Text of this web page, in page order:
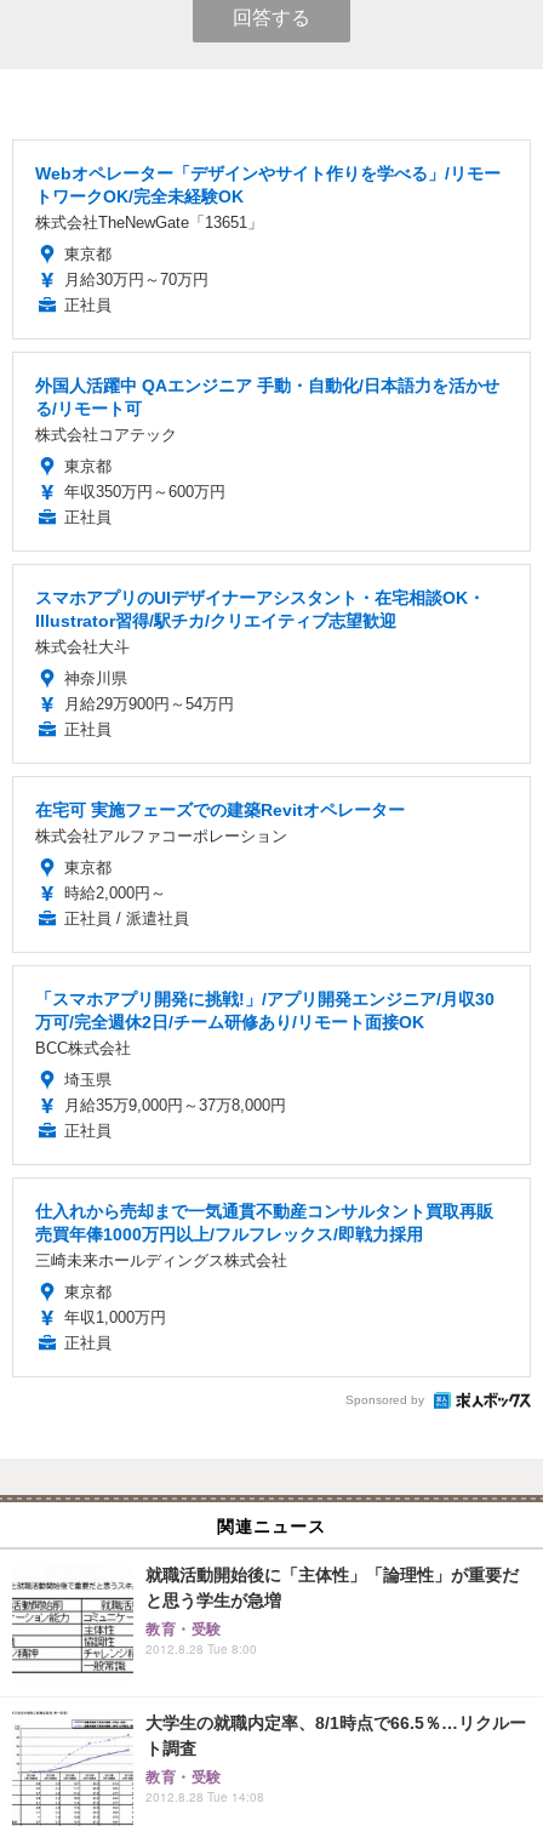
回答する
Webオペレーター「デザインやサイト作りを学べる」/リモー
トワークOK/完全未経験OK
株式会社TheNewGate「13651」
東京都
月給30万円～70万円
正社員
外国人活躍中 QAエンジニア 手動・自動化/日本語力を活かせ
る/リモート可
株式会社コアテック
東京都
年収350万円～600万円
正社員
スマホアプリのUIデザイナーアシスタント・在宅相談OK・
Illustrator習得/駅チカ/クリエイティブ志望歓迎
株式会社大斗
神奈川県
月給29万900円～54万円
正社員
在宅可 実施フェーズでの建築Revitオペレーター
株式会社アルファコーポレーション
東京都
時給2,000円～
正社員 / 派遣社員
「スマホアプリ開発に挑戦!」/アプリ開発エンジニア/月収30
万可/完全週休2日/チーム研修あり/リモート面接OK
BCC株式会社
埼玉県
月給35万9,000円～37万8,000円
正社員
仕入れから売却まで一気通貫不動産コンサルタント買取再販
売買年俸1000万円以上/フルフレックス/即戦力採用
三崎未来ホールディングス株式会社
東京都
年収1,000万円
正社員
Sponsored by
関連ニュース
就職活動開始後に「主体性」「論理性」が重要だ
と思う学生が急増
教育・受験
2012.8.28 Tue 8:00
大学生の就職内定率、8/1時点で66.5％…リクルー
ト調査
教育・受験
2012.8.28 Tue 14:08